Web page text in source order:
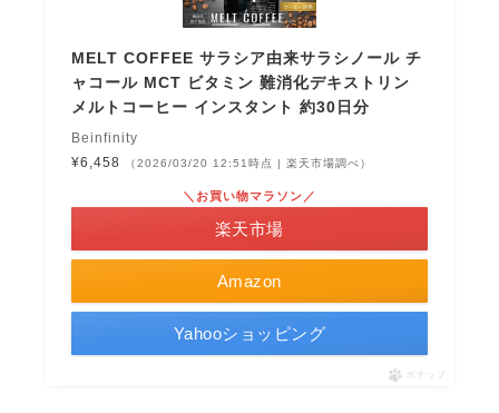
MELT COFFEE サラシア由来サラシノール チ
ャコール MCT ビタミン 難消化デキストリン
メルトコーヒー インスタント 約30日分
Beinfinity
¥6,458
（2026/03/20 12:51時点 | 楽天市場調べ）
Amazon
＼お買い物マラソン／
楽天市場
Yahooショッピング
ポチップ